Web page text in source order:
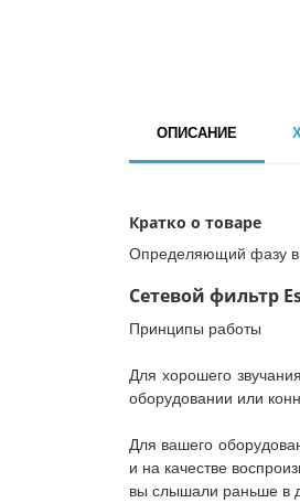
ОПИСАНИЕ
Кратко о товаре
Определяющий фазу в
Сетевой фильтр
Принципы работы
Для хорошего
оборудовании или
Для вашего
и на качестве
вы слышали раньше в